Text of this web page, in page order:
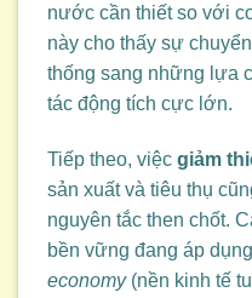
nước cần thiết so với
này cho thấy sự
thống sang những lựa
tác động tích cực lớn.
Tiếp theo, việc giảm
sản xuất và tiêu thụ
nguyên tắc then chốt.
bền vững đang áp
economy(nền kinh tế